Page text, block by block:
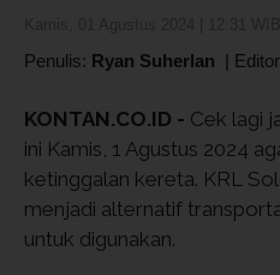
Penulis: Ryan Suherlan |
KONTAN.CO.ID - Cek lagi
ini Kamis, 1 Agustus 2024
ketinggalan kereta. KRL
menjadi alternatif
untuk digunakan.